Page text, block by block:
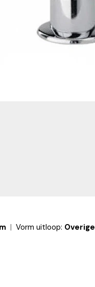
Vorm uitloop: Overige